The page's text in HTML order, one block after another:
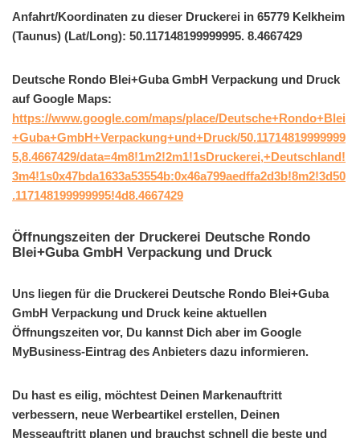
Anfahrt/Koordinaten zu dieser Druckerei in 65779 Kelkheim
(Taunus) (Lat/Long): 50.117148199999995. 8.4667429
Deutsche Rondo Blei+Guba GmbH Verpackung und Druck
auf Google Maps:
https://www.google.com/maps/place/Deutsche+Rondo+Blei
+Guba+GmbH+Verpackung+und+Druck/50.11714819999999
5,8.4667429/data=4m8!1m2!2m1!1sDruckerei,+Deutschland!
3m4!1s0x47bda1633a53554b:0x46a799aedffa2d3b!8m2!3d50
.117148199999995!4d8.4667429
Öffnungszeiten der Druckerei Deutsche Rondo
Blei+Guba GmbH Verpackung und Druck
Uns liegen für die Druckerei Deutsche Rondo Blei+Guba
GmbH Verpackung und Druck keine aktuellen
Öffnungszeiten vor, Du kannst Dich aber im Google
MyBusiness-Eintrag des Anbieters dazu informieren.
Du hast es eilig, möchtest Deinen Markenauftritt
verbessern, neue Werbeartikel erstellen, Deinen
Messeauftritt planen und brauchst schnell die beste und